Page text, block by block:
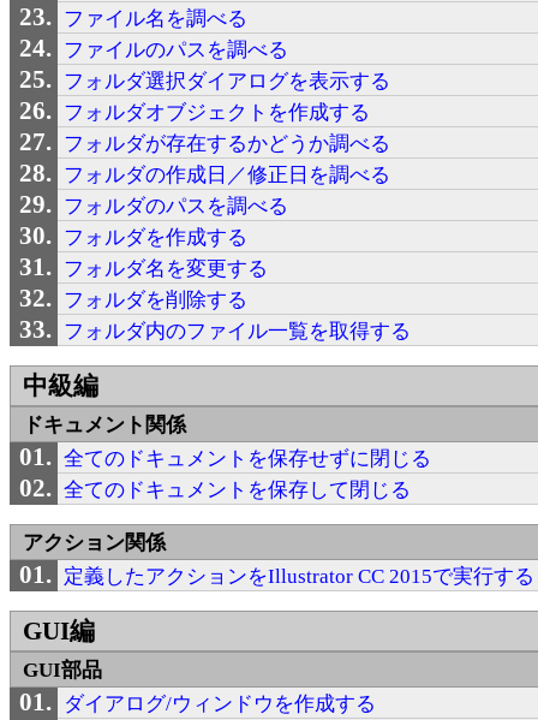
ファイル名を調べる
ファイルのパスを調べる
フォルダ選択ダイアログを表示する
フォルダオブジェクトを作成する
フォルダが存在するかどうか調べる
フォルダの作成日／修正日を調べる
フォルダのパスを調べる
フォルダを作成する
フォルダ名を変更する
フォルダを削除する
フォルダ内のファイル一覧を取得する
中級編
ドキュメント関係
全てのドキュメントを保存せずに閉じる
全てのドキュメントを保存して閉じる
アクション関係
定義したアクションをIllustrator CC 2015で実行する
GUI編
GUI部品
ダイアログ/ウィンドウを作成する